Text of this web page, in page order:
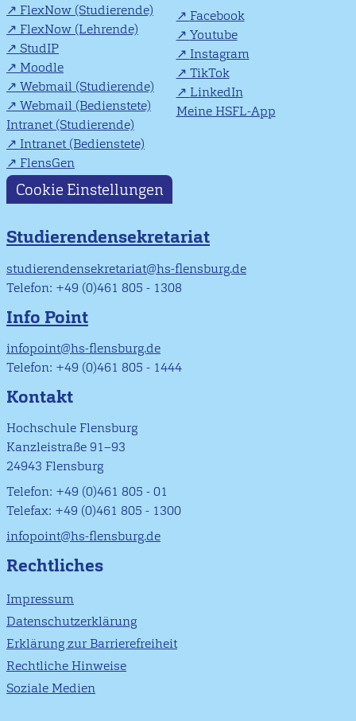
FlexNow (Studierende)
FlexNow (Lehrende)
StudIP
Moodle
Webmail (Studierende)
Webmail (Bedienstete)
Intranet (Studierende)
Intranet (Bedienstete)
FlensGen
Facebook
Youtube
Instagram
TikTok
LinkedIn
Meine HSFL-App
Cookie Einstellungen
Studierendensekretariat
studierendensekretariat@hs-flensburg.de
Telefon: +49 (0)461 805 - 1308
Info Point
infopoint@hs-flensburg.de
Telefon: +49 (0)461 805 - 1444
Kontakt
Hochschule Flensburg
Kanzleistraße 91–93
24943 Flensburg
Telefon: +49 (0)461 805 - 01
Telefax: +49 (0)461 805 - 1300
infopoint@hs-flensburg.de
Rechtliches
Impressum
Datenschutzerklärung
Erklärung zur Barrierefreiheit
Rechtliche Hinweise
Soziale Medien